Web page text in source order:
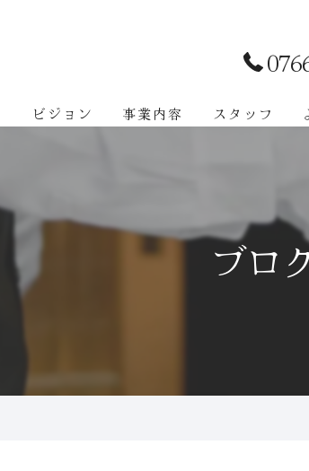
ビジョン 事業内容 スタッフ
ブロ